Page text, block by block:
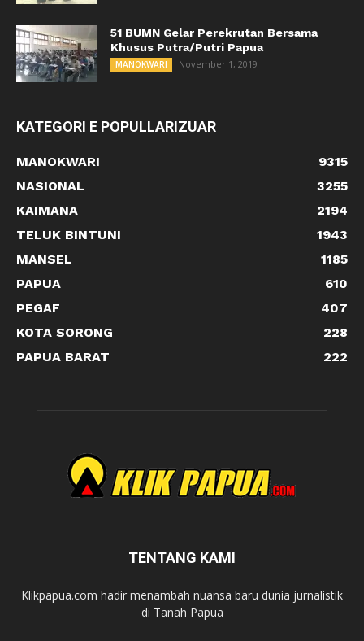
51 BUMN Gelar Perekrutan Bersama
Khusus Putra/Putri Papua
MANOKWARI November 1, 2019
KATEGORI E POPULLARIZUAR
MANOKWARI
9315
NASIONAL
3255
KAIMANA
2194
TELUK BINTUNI
1943
MANSEL
1185
PAPUA
610
PEGAF
407
KOTA SORONG
228
PAPUA BARAT
222
TENTANG KAMI
Klikpapua.com hadir menambah nuansa baru dunia jurnalistik
di Tanah Papua